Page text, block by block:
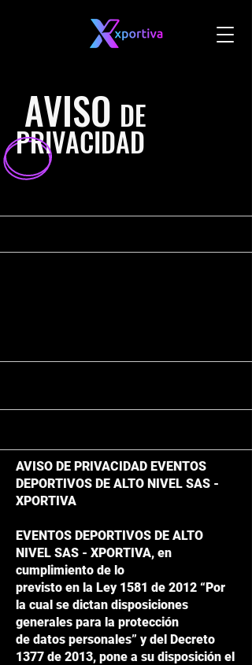
AVISO DE
PRIVACIDAD
AVISO DE PRIVACIDAD EVENTOS
DEPORTIVOS DE ALTO NIVEL SAS -
XPORTIVA
EVENTOS DEPORTIVOS DE ALTO
NIVEL SAS - XPORTIVA, en
cumplimiento de lo
previsto en la Ley 1581 de 2012 “Por
la cual se dictan disposiciones
generales para la protección
de datos personales” y del Decreto
1377 de 2013, pone a su disposición el